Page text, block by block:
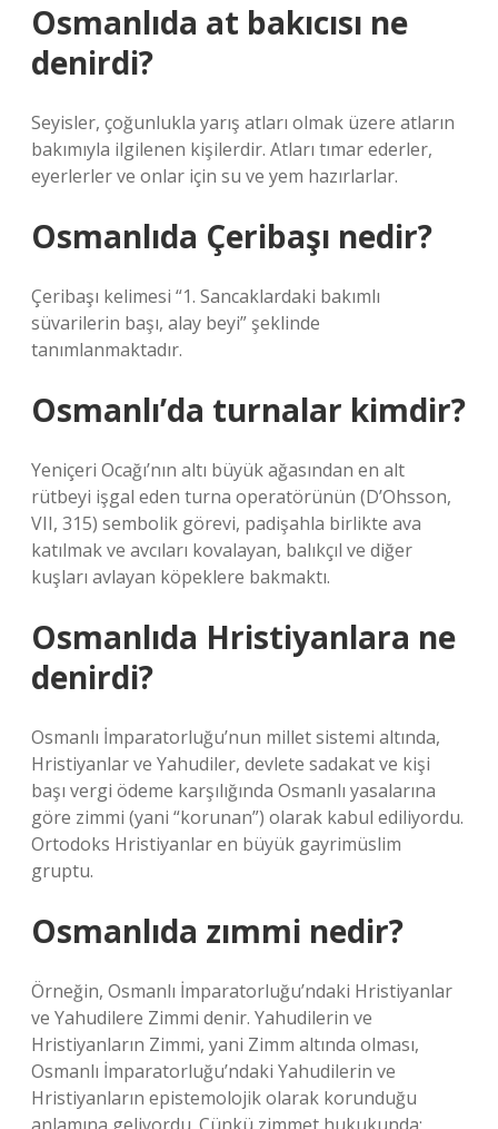
Osmanlıda at bakıcısı ne
denirdi?
Seyisler, çoğunlukla yarış atları olmak üzere atların
bakımıyla ilgilenen kişilerdir. Atları tımar ederler,
eyerlerler ve onlar için su ve yem hazırlarlar.
Osmanlıda Çeribaşı nedir?
Çeribaşı kelimesi “1. Sancaklardaki bakımlı
süvarilerin başı, alay beyi” şeklinde
tanımlanmaktadır.
Osmanlı’da turnalar kimdir?
Yeniçeri Ocağı’nın altı büyük ağasından en alt
rütbeyi işgal eden turna operatörünün (D’Ohsson,
VII, 315) sembolik görevi, padişahla birlikte ava
katılmak ve avcıları kovalayan, balıkçıl ve diğer
kuşları avlayan köpeklere bakmaktı.
Osmanlıda Hristiyanlara ne
denirdi?
Osmanlı İmparatorluğu’nun millet sistemi altında,
Hristiyanlar ve Yahudiler, devlete sadakat ve kişi
başı vergi ödeme karşılığında Osmanlı yasalarına
göre zimmi (yani “korunan”) olarak kabul ediliyordu.
Ortodoks Hristiyanlar en büyük gayrimüslim
gruptu.
Osmanlıda zımmi nedir?
Örneğin, Osmanlı İmparatorluğu’ndaki Hristiyanlar
ve Yahudilere Zimmi denir. Yahudilerin ve
Hristiyanların Zimmi, yani Zimm altında olması,
Osmanlı İmparatorluğu’ndaki Yahudilerin ve
Hristiyanların epistemolojik olarak korunduğu